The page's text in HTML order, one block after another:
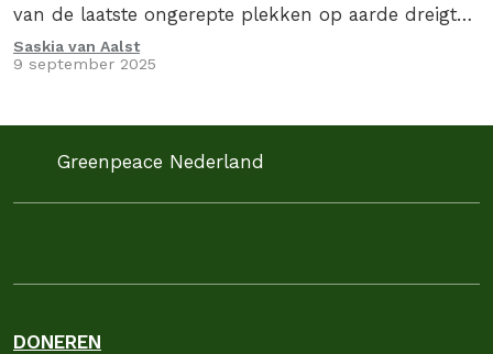
van de laatste ongerepte plekken op aarde dreigt
door diepzeemijnbouw verwoest te worden. Deze
industrie wil metalen en…
Saskia van Aalst
9 september 2025
Greenpeace Nederland
DONEREN